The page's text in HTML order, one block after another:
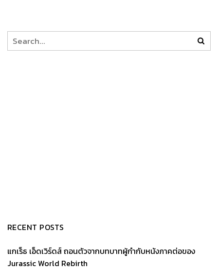
RECENT POSTS
แกเร็ธ เอ็ดเวิร์ดส์ ถอนตัวจากบทบาทผู้กำกับหนังภาคต่อของ
Jurassic World Rebirth